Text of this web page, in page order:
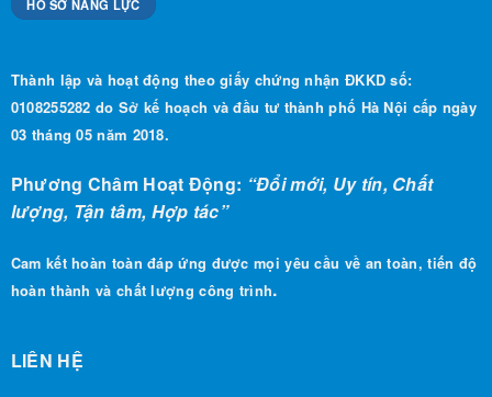
HỒ SƠ NĂNG LỰC
Thành lập và hoạt động theo giấy chứng nhận ĐKKD số:
0108255282 do Sở kế hoạch và đầu tư thành phố Hà Nội cấp ngày
03 tháng 05 năm 2018.
Phương Châm Hoạt Động: “Đổi mới, Uy tín, Chất
lượng, Tận tâm, Hợp tác”
Cam kết hoàn toàn đáp ứng được mọi yêu cầu về an toàn, tiến độ
hoàn thành và chất lượng công trình.
LIÊN HỆ